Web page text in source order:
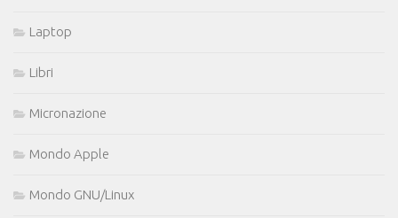
Laptop
Libri
Micronazione
Mondo Apple
Mondo GNU/Linux